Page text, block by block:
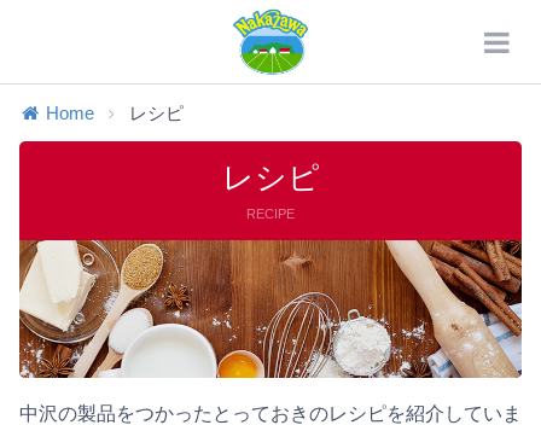
Home レシピ
レシピ
RECIPE
中沢の製品をつかったとっておきのレシピを紹介していま